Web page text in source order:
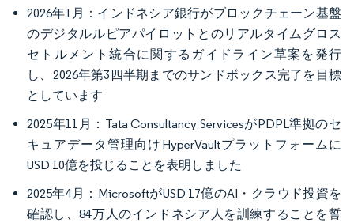
2026年1月：インドネシア銀行がブロックチェーン基盤
のデジタルルピアパイロットとのリアルタイムグロス
セトルメント統合に関するガイドライン草案を発行
し、2026年第3四半期までのサンドボックス完了を目標
としています
2025年11月：Tata Consultancy ServicesがPDPL準拠のセ
キュアデータ管理向けHyperVaultプラットフォームに
USD 10億を投じることを表明しました
2025年4月：MicrosoftがUSD 17億のAI・クラウド投資を
確認し、84万人のインドネシア人を訓練することを誓